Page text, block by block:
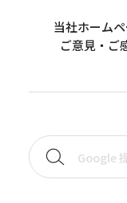
当社ホーム
ご意見・ご